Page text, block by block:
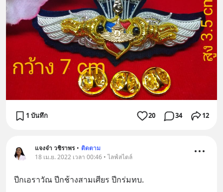
1 บันทึก 20 34 12
แจงจ๋า วชิราพร • ติดตาม
18 เม.ย. 2022 เวลา 00:46 • ไลฟ์สไตล์
ปีกเอราวัณ ปีกช้างสามเศียร ปีกร่มทบ.